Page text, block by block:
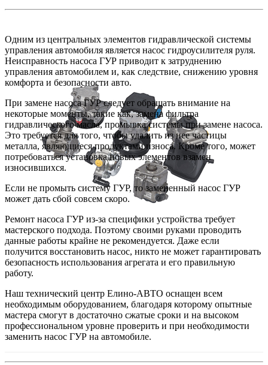
Одним из центральных элементов гидравлической системы
управления автомобиля является насос гидроусилителя руля.
Неисправность насоса ГУР приводит к затруднению
управления автомобилем и, как следствие, снижению уровня
комфорта и безопасности авто.
При замене насоса ГУР следует обращать внимание на
некоторые моменты, такие как, замена фильтра
гидравлического масла, промывка системы при замене насоса.
Это требуется для того, чтобы удалить из нее частицы
металла, являющиеся продуктами износа. Кроме того, может
потребоваться установка новых элементов взамен
износившихся.
Если не промыть систему ГУР, то замененный насос ГУР
может дать сбой совсем скоро.
Ремонт насоса ГУР из-за специфики устройства требует
мастерского подхода. Поэтому своими руками проводить
данные работы крайне не рекомендуется. Даже если
получится восстановить насос, никто не может гарантировать
безопасность использования агрегата и его правильную
работу.
Наш технический центр Елино-АВТО оснащен всем
необходимым оборудованием, благодаря которому опытные
мастера смогут в достаточно сжатые сроки и на высоком
профессиональном уровне проверить и при необходимости
заменить насос ГУР на автомобиле.